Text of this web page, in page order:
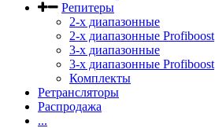
Репитеры
2-х диапазонные
2-х диапазонные Profiboost
3-х диапазонные
3-х диапазонные Profiboost
Комплекты
Ретрансляторы
Распродажа
...